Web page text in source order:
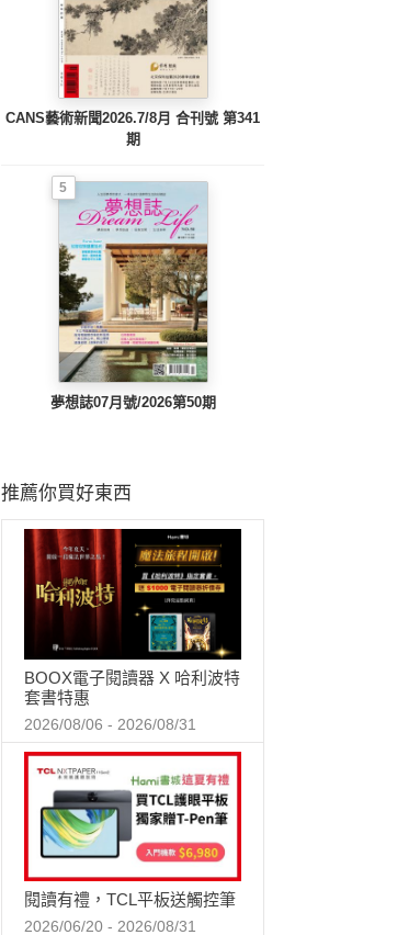
CANS藝術新聞2026.7/8月 合刊號 第341
期
5
夢想誌07月號/2026第50期
推薦你買好東西
BOOX電子閱讀器 X 哈利波特
套書特惠
2026/08/06 - 2026/08/31
閱讀有禮，TCL平板送觸控筆
2026/06/20 - 2026/08/31